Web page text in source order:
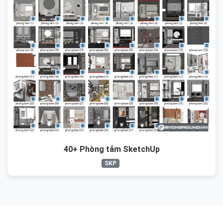
40+ Phòng tắm SketchUp
SKP